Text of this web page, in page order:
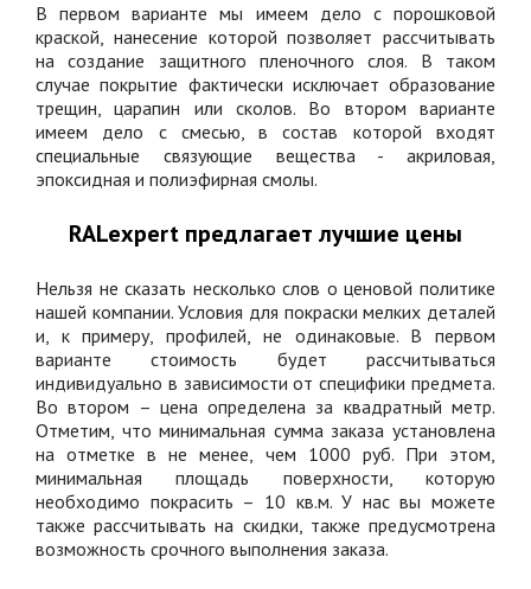
В первом варианте мы имеем дело с порошковой
краской, нанесение которой позволяет рассчитывать
на создание защитного пленочного слоя. В таком
случае покрытие фактически исключает образование
трещин, царапин или сколов. Во втором варианте
имеем дело с смесью, в состав которой входят
специальные связующие вещества - акриловая,
эпоксидная и полиэфирная смолы.
RALexpert предлагает лучшие цены
Нельзя не сказать несколько слов о ценовой политике
нашей компании. Условия для покраски мелких деталей
и, к примеру, профилей, не одинаковые. В первом
варианте стоимость будет рассчитываться
индивидуально в зависимости от специфики предмета.
Во втором – цена определена за квадратный метр.
Отметим, что минимальная сумма заказа установлена
на отметке в не менее, чем 1000 руб. При этом,
минимальная площадь поверхности, которую
необходимо покрасить – 10 кв.м. У нас вы можете
также рассчитывать на скидки, также предусмотрена
возможность срочного выполнения заказа.